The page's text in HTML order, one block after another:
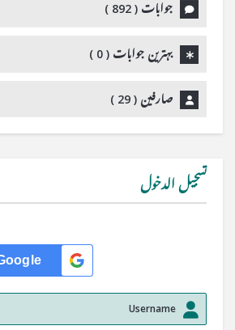
جوابات ( 892
)
بہترین جوابات ( 0
)
صارفین ( 29
)
تسجيل الدخول